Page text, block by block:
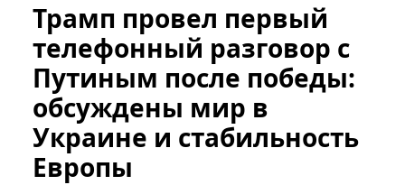
Трамп провел первый
телефонный разговор с
Путиным после победы:
обсуждены мир в
Украине и стабильность
Европы